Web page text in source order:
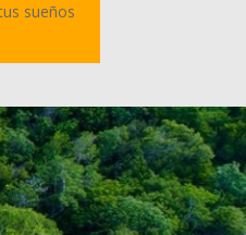
sueños